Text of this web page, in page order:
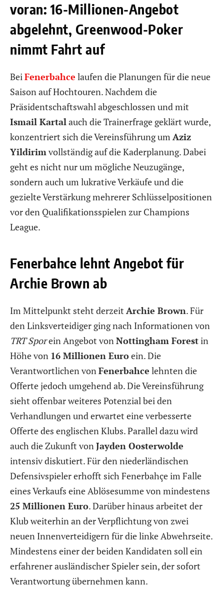
voran: 16-Millionen-Angebot
abgelehnt, Greenwood-Poker
nimmt Fahrt auf
BeiFenerbahce laufen die Planungen für die neue
Saison auf Hochtouren. Nachdem die
Präsidentschaftswahl abgeschlossen und mit
Ismail Kartalauch die Trainerfrage geklärt wurde,
konzentriert sich die Vereinsführung um Aziz
Yildirimvollständig auf die Kaderplanung. Dabei
geht es nicht nur um mögliche Neuzugänge,
sondern auch um lukrative Verkäufe und die
gezielte Verstärkung mehrerer Schlüsselpositionen
vor den Qualifikationsspielen zur Champions
League.
Fenerbahce lehnt Angebot für
Archie Brown ab
Im Mittelpunkt steht derzeit Archie Brown. Für
den Linksverteidiger ging nach Informationen von
TRT Sporein Angebot vonNottingham Forestin
Höhe von 16 Millionen Euroein. Die
Verantwortlichen vonFenerbahce lehnten die
Offerte jedoch umgehend ab. Die Vereinsführung
sieht offenbar weiteres Potenzial bei den
Verhandlungen und erwartet eine verbesserte
Offerte des englischen Klubs. Parallel dazu wird
auch die Zukunft vonJayden Oosterwolde
intensiv diskutiert. Für den niederländischen
Defensivspieler erhofft sich Fenerbahçe im Falle
eines Verkaufs eine Ablösesumme von mindestens
25 Millionen Euro. Darüber hinaus arbeitet der
Klub weiterhin an der Verpflichtung von zwei
neuen Innenverteidigern für die linke Abwehrseite.
Mindestens einer der beiden Kandidaten soll ein
erfahrener ausländischer Spieler sein, der sofort
Verantwortung übernehmen kann.